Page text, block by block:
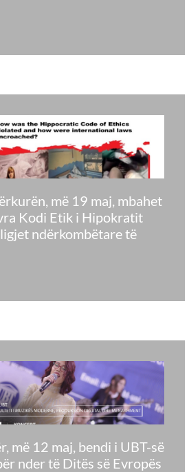
më 19 maj, mbahet
Kodi Etik i Hipokratit
ndërkombëtare të
më 12 maj, bendi i UBT-së
nder të Ditës së Evropës